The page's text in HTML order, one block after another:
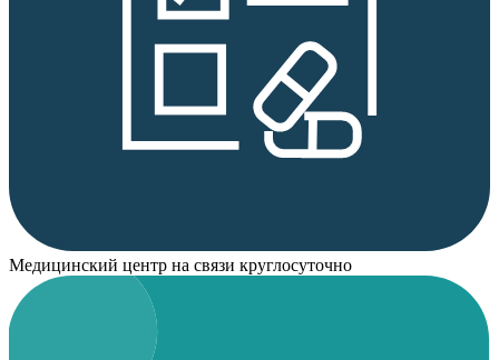
Медицинский центр на связи круглосуточно